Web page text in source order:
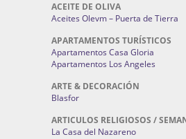
ACEITE DE OLIVA
Aceites Olevm – Puerta de Tierra
APARTAMENTOS TURÍSTICOS
Apartamentos Casa Gloria
Apartamentos Los Angeles
ARTE & DECORACIÓN
Blasfor
ARTICULOS RELIGIOSOS /
La Casa del Nazareno